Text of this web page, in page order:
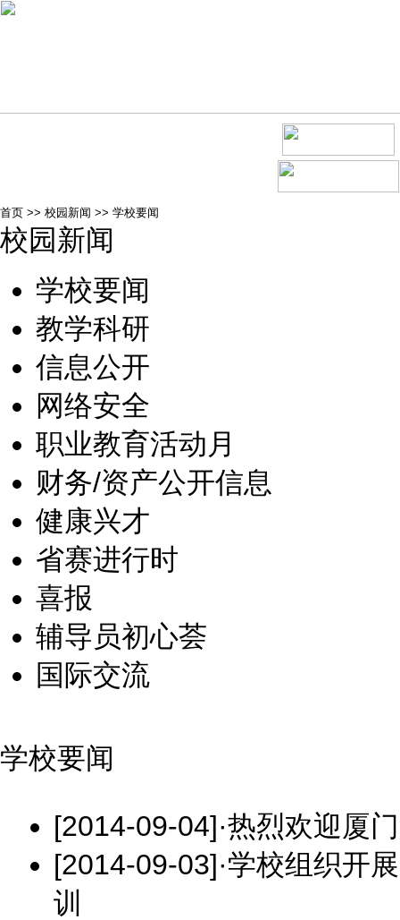
首页 >> 校园新闻 >> 学校要闻
校园新闻
学校要闻
教学科研
信息公开
网络安全
职业教育活动月
财务/资产公开信息
健康兴才
省赛进行时
喜报
辅导员初心荟
国际交流
学校要闻
[2014-09-04]·热烈欢迎厦
[2014-09-03]·学校组织开
训